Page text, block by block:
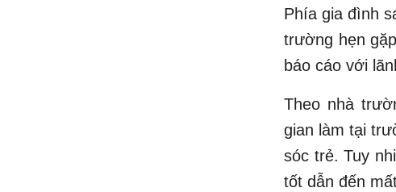
Phía gia đình
trường hẹn
báo cáo với
Theo nhà
gian làm tại
sóc trẻ. Tuy
tốt dẫn đến